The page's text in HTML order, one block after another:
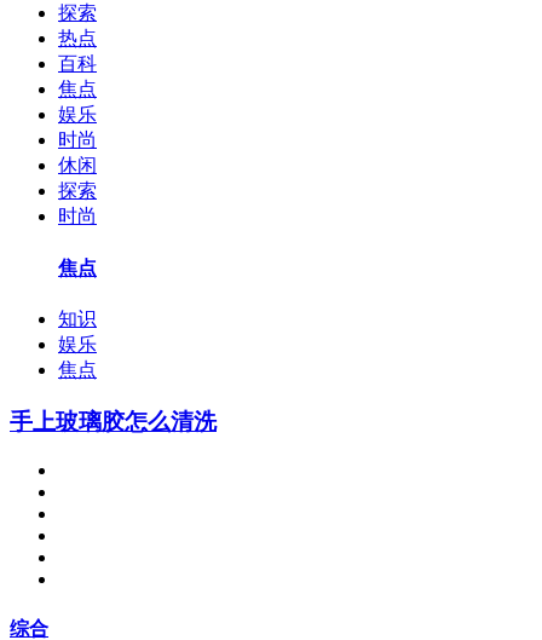
探索
热点
百科
焦点
娱乐
时尚
休闲
探索
时尚
焦点
知识
娱乐
焦点
手上玻璃胶怎么清洗
综合